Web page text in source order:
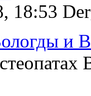
18:53
и